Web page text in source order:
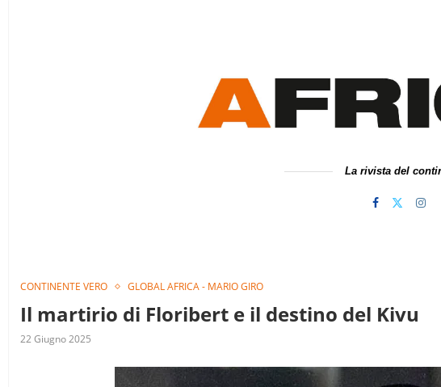
La rivista del
CONTINENTE VERO GLOBAL AFRICA - MARIO GIRO
Il martirio di Floribert e il destino del Kivu
22 Giugno 2025